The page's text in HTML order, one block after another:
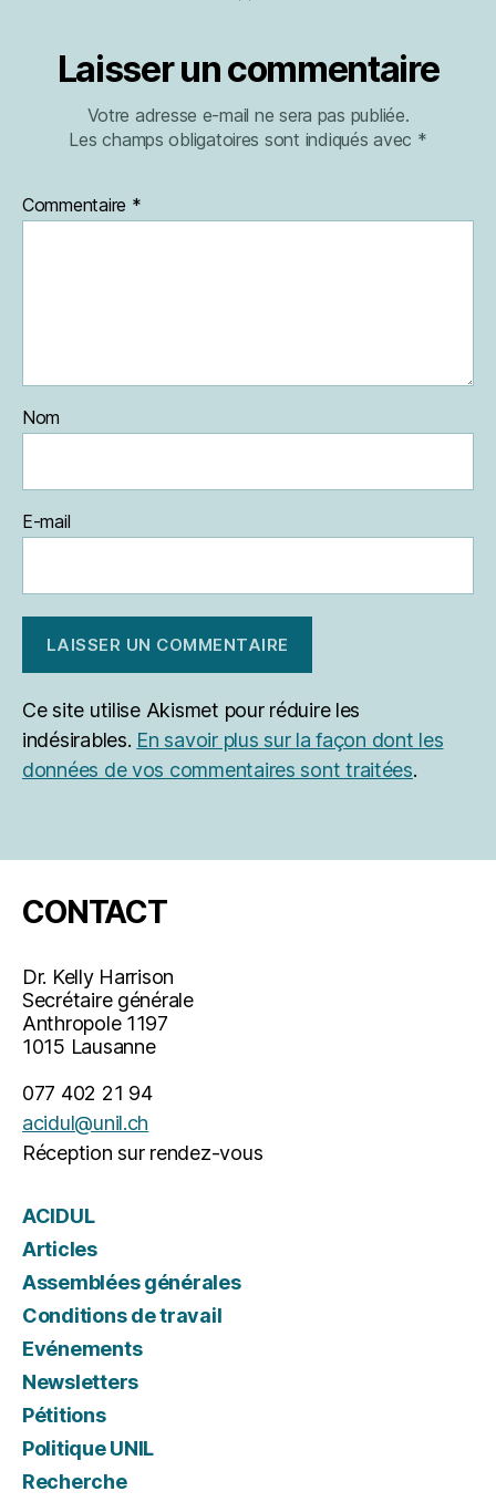
Laisser un commentaire
Votre adresse e-mail ne sera pas publiée.
Les champs obligatoires sont indiqués avec *
Commentaire *
Nom
E-mail
Ce site utilise Akismet pour réduire les
indésirables. En savoir plus sur la façon dont les
données de vos commentaires sont traitées.
CONTACT
Dr. Kelly Harrison
Secrétaire générale
Anthropole 1197
1015 Lausanne
077 402 21 94
acidul@unil.ch
Réception sur rendez-vous
ACIDUL
Articles
Assemblées générales
Conditions de travail
Evénements
Newsletters
Pétitions
Politique UNIL
Recherche